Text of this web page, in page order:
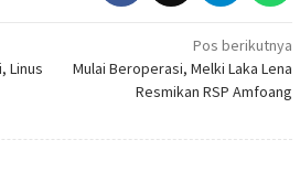
Linus
Pos berikutnya
Mulai Beroperasi, Melki Laka Lena
Resmikan RSP Amfoang